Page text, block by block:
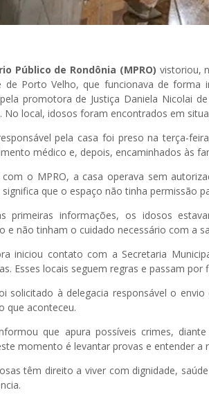
Público de Rondônia (MPRO) vistoriou,
de Porto Velho, que funcionava de
promotora de Justiça Daniela Nicolai
No local, idosos foram encontrados em
pela casa foi preso na terça-
médico e, depois, encaminhados às
o MPRO, a casa operava sem
significa que o espaço não tinha permissão
primeiras informações, os idosos
e não tinham o cuidado necessário com a
iniciou contato com a Secretaria
Esses locais seguem regras e passam
solicitado à delegacia responsável o
que aconteceu.
que apura possíveis crimes,
momento é levantar provas e entender a
têm direito a viver com dignidade,